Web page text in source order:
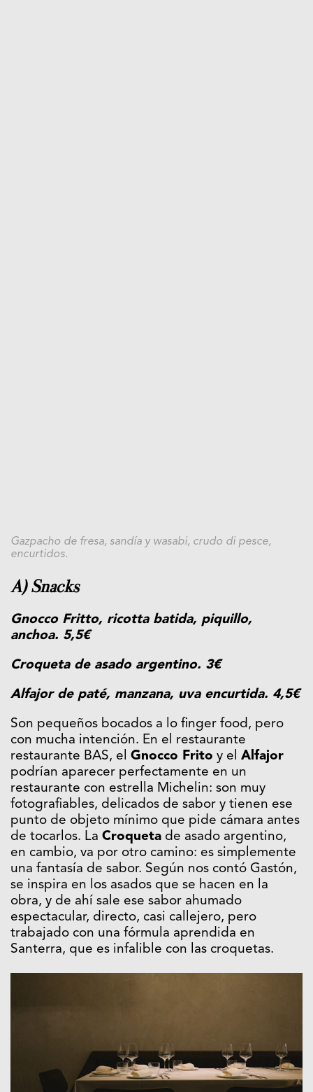
Gazpacho de fresa, sandía y wasabi, crudo di pesce,
encurtidos.
A) Snacks
Gnocco Fritto, ricotta batida, piquillo,
anchoa. 5,5€
Croqueta de asado argentino. 3€
Alfajor de paté, manzana, uva encurtida. 4,5€
Son pequeños bocados a lo finger food, pero
con mucha intención. En el restaurante
restaurante BAS, el Gnocco Frito y el Alfajor
podrían aparecer perfectamente en un
restaurante con estrella Michelin: son muy
fotografiables, delicados de sabor y tienen ese
punto de objeto mínimo que pide cámara antes
de tocarlos. La Croqueta de asado argentino,
en cambio, va por otro camino: es simplemente
una fantasía de sabor. Según nos contó Gastón,
se inspira en los asados que se hacen en la
obra, y de ahí sale ese sabor ahumado
espectacular, directo, casi callejero, pero
trabajado con una fórmula aprendida en
Santerra, que es infalible con las croquetas.